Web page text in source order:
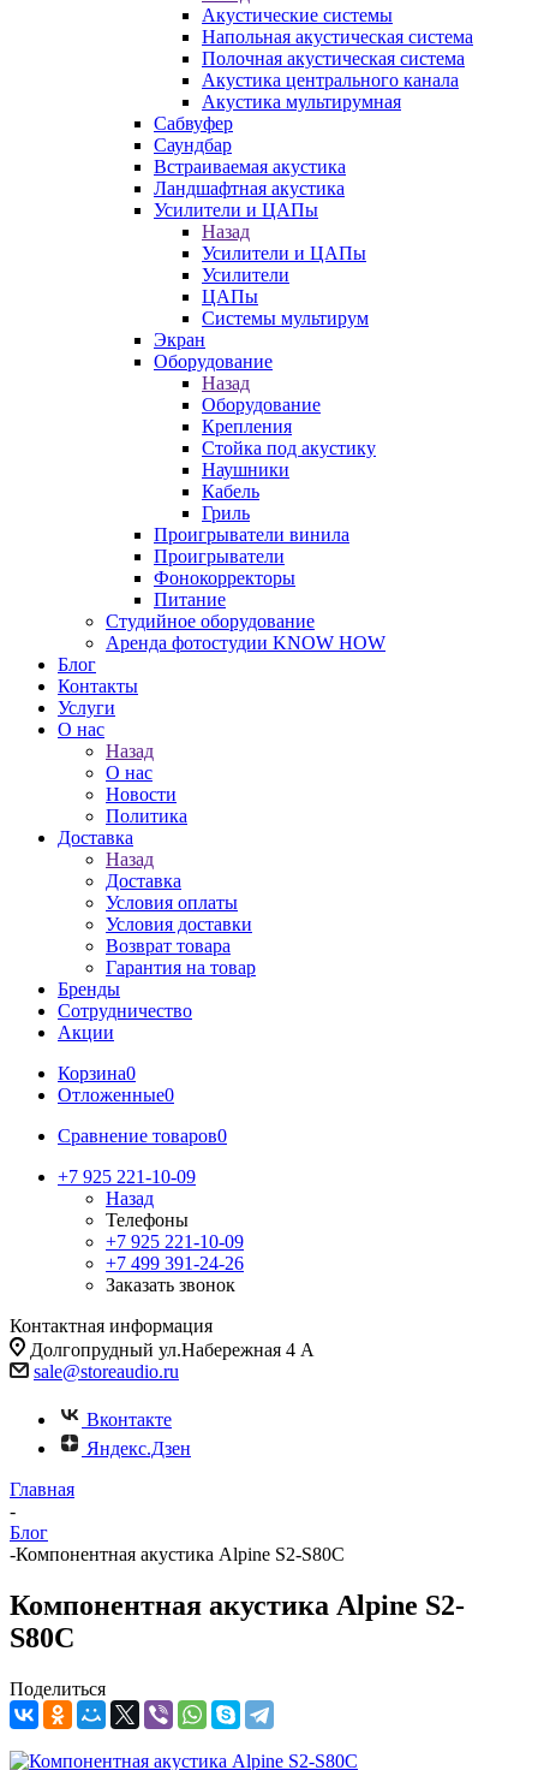
Акустические системы
Напольная акустическая система
Полочная акустическая система
Акустика центрального канала
Акустика мультирумная
Сабвуфер
Саундбар
Встраиваемая акустика
Ландшафтная акустика
Усилители и ЦАПы
Назад
Усилители и ЦАПы
Усилители
ЦАПы
Системы мультирум
Экран
Оборудование
Назад
Оборудование
Крепления
Стойка под акустику
Наушники
Кабель
Гриль
Проигрыватели винила
Проигрыватели
Фонокорректоры
Питание
Студийное оборудование
Аренда фотостудии KNOW HOW
Блог
Контакты
Услуги
О нас
Назад
О нас
Новости
Политика
Доставка
Назад
Доставка
Условия оплаты
Условия доставки
Возврат товара
Гарантия на товар
Бренды
Сотрудничество
Акции
Корзина0
Отложенные0
Сравнение товаров0
+7 925 221-10-09
Назад
Телефоны
+7 925 221-10-09
+7 499 391-24-26
Заказать звонок
Контактная информация
Долгопрудный ул.Набережная 4 А
sale@storeaudio.ru
Вконтакте
Яндекс.Дзен
Главная
-
Блог
-Компонентная акустика Alpine S2-S80C
Компонентная акустика Alpine S2-
S80C
Поделиться